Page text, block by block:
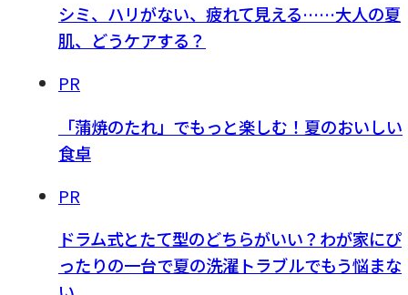
シミ、ハリがない、疲れて見える……大人の夏
肌、どうケアする？
PR
「蒲焼のたれ」でもっと楽しむ！夏のおいしい
食卓
PR
ドラム式とたて型のどちらがいい？わが家にぴ
ったりの一台で夏の洗濯トラブルでもう悩まな